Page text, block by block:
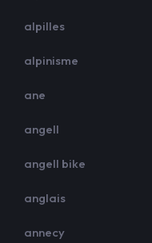
alpilles
alpinisme
ane
angell
angell bike
anglais
annecy